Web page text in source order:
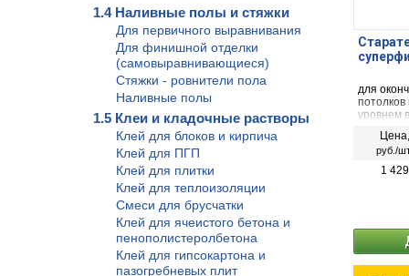
1.4 Наливные полы и стяжки
Для первичного выравнивания
Для финишной отделки
(самовыравнивающиеся)
Стяжки - ровнители пола
Наливные полы
1.5 Клеи и кладочные растворы
Клей для блоков и кирпича
Клей для ПГП
Клей для плитки
Клей для теплоизоляции
Смеси для брусчатки
Клей для ячеистого бетона и
пенополистеролбетона
Клей для гипсокартона и
пазогребневых плит
для
уровнем
Цена,
руб./
1 429